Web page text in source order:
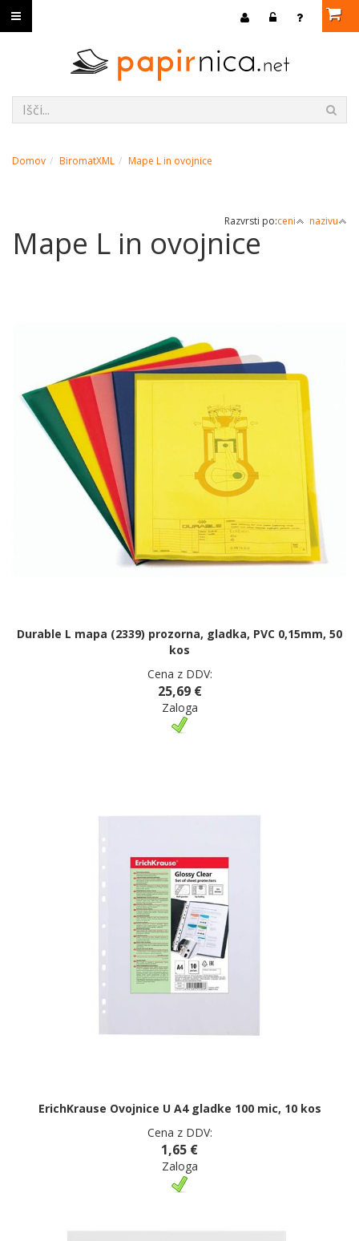
Domov BiromatXML Mape L in ovojnice
Razvrsti po:ceni nazivu
Mape L in ovojnice
Durable L mapa (2339) prozorna, gladka, PVC 0,15mm, 50
kos
Cena z DDV:
25,69 €
Zaloga
ErichKrause Ovojnice U A4 gladke 100 mic, 10 kos
Cena z DDV:
1,65 €
Zaloga